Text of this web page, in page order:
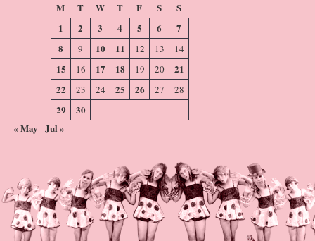
M T W T F S
S
1
2 3 4 5 6
7
8
9 10 11 12 13 14
15 16 17 18 19 20
21
22
23 24 25 26 27 28
29
30
« May Jul »